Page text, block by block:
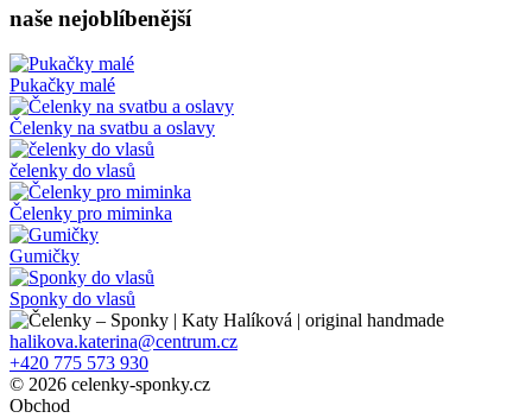
Možnosti
stránce
produktu
naše nejoblíbenější
Pukačky malé
Čelenky na svatbu a oslavy
čelenky do vlasů
Čelenky pro miminka
Gumičky
Sponky do vlasů
halikova.katerina@centrum.cz
+420 775 573 930
© 2026 celenky-sponky.cz
Obchod